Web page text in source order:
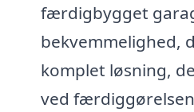
færdigbygget
bekvemmelighed,
komplet løsning,
ved